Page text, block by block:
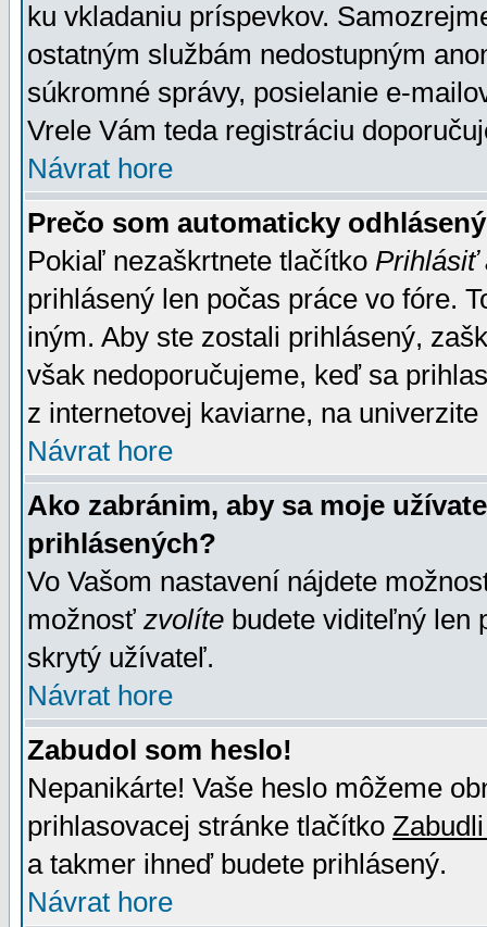
ku vkladaniu príspevkov.
ostatným službám nedostupným
súkromné správy, posielanie e-
Vrele Vám teda registráciu
Návrat hore
Prečo som automaticky
Pokiaľ nezaškrtnete tlačítko Prihlásiť
prihlásený len počas práce vo fóre.
iným. Aby ste zostali prihlásený,
však nedoporučujeme, keď sa
z internetovej kaviarne, na univerzite
Návrat hore
Ako zabránim, aby sa moje
prihlásených?
Vo Vašom nastavení nájdete
možnosť zvolíte budete viditeľný len
skrytý užívateľ.
Návrat hore
Zabudol som heslo!
Nepanikárte! Vaše heslo môžeme
prihlasovacej stránke tlačítko
a takmer ihneď budete prihlásený.
Návrat hore